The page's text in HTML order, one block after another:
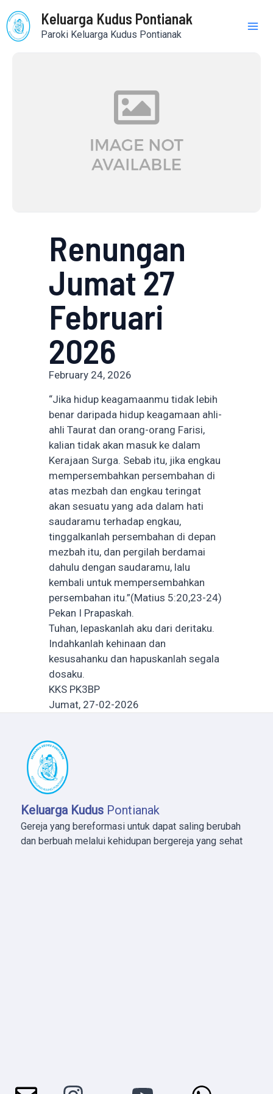
to
content
Keluarga Kudus Pontianak
Paroki Keluarga Kudus Pontianak
Renungan
Jumat 27
Februari
2026
February 24, 2026
“Jika hidup keagamaanmu tidak lebih
benar daripada hidup keagamaan ahli-
ahli Taurat dan orang-orang Farisi,
kalian tidak akan masuk ke dalam
Kerajaan Surga. Sebab itu, jika engkau
mempersembahkan persembahan di
atas mezbah dan engkau teringat
akan sesuatu yang ada dalam hati
saudaramu terhadap engkau,
tinggalkanlah persembahan di depan
mezbah itu, dan pergilah berdamai
dahulu dengan saudaramu, lalu
kembali untuk mempersembahkan
persembahan itu.”(Matius 5:20,23-24)
Pekan I Prapaskah.
Tuhan, lepaskanlah aku dari deritaku.
Indahkanlah kehinaan dan
kesusahanku dan hapuskanlah segala
dosaku.
KKS PK3BP
Jumat, 27-02-2026
Keluarga Kudus Pontianak
Gereja yang bereformasi untuk dapat saling berubah
dan berbuah melalui kehidupan bergereja yang sehat